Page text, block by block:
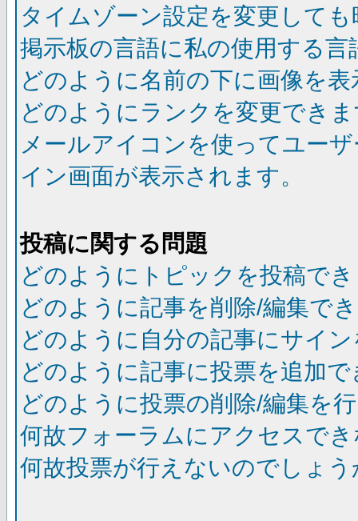
タイムゾーン設定を変更して
掲示板の言語に私の使用する
どのように名前の下に画像を
どのようにランクを変更でき
メールアイコンを使ってユー
イン画面が表示されます。
投稿に関する問題
どのようにトピックを投稿で
どのように記事を削除/編集で
どのように自分の記事にサイ
どのように記事に投票を追加
どのように投票の削除/編集を
何故フォーラムにアクセスで
何故投票が行えないのでしょう